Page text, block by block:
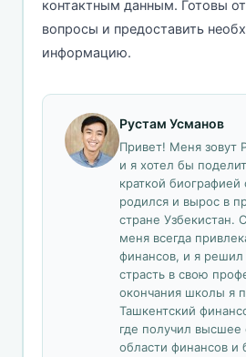
контактным данным. Готовы
вопросы и предоставить
информацию.
Рустам Усманов
Привет! Меня зовут
и я хотел бы
краткой биографией
родился и вырос в
стране Узбекистан.
меня всегда
финансов, и я решил
страсть в свою
окончания школы я
Ташкентский
где получил высшее
области финансов и